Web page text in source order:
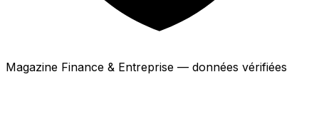
Magazine Finance & Entreprise — données vérifiées